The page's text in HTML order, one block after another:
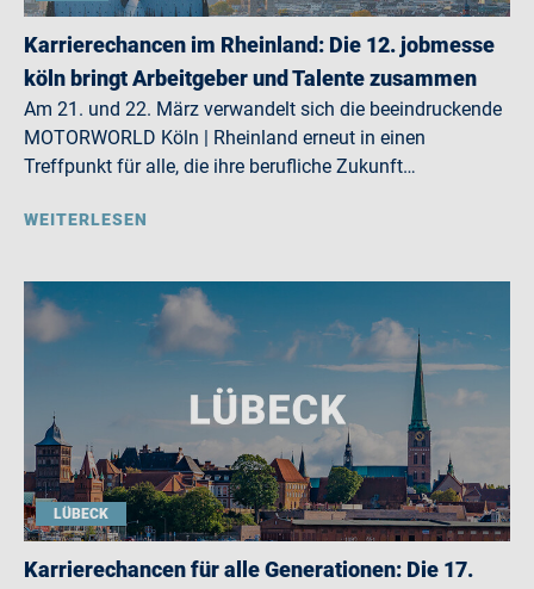
Karrierechancen im Rheinland: Die 12. jobmesse
köln bringt Arbeitgeber und Talente zusammen
Am 21. und 22. März verwandelt sich die beeindruckende
MOTORWORLD Köln | Rheinland erneut in einen
Treffpunkt für alle, die ihre berufliche Zukunft…
WEITERLESEN
LÜBECK
Karrierechancen für alle Generationen: Die 17.